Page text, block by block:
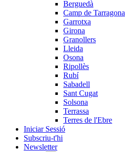
Berguedà
Camp de Tarragona
Garrotxa
Girona
Granollers
Lleida
Osona
Ripollès
Rubí
Sabadell
Sant Cugat
Solsona
Terrassa
Terres de l'Ebre
Iniciar Sessió
Subscriu-t'hi
Newsletter